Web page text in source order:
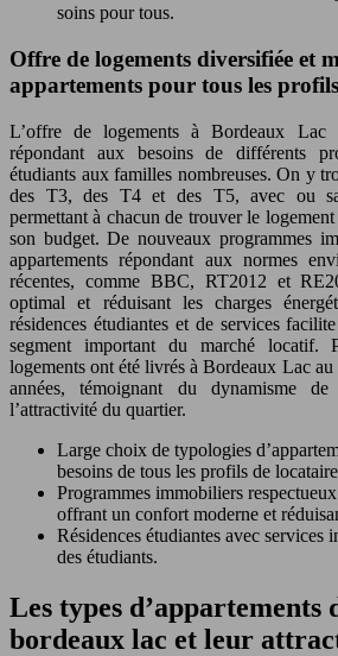
soins pour tous.
Offre de logements diversifiée et
appartements pour tous les profils
L’offre de logements à Bordeaux Lac
répondant aux besoins de différents
étudiants aux familles nombreuses. On y
des T3, des T4 et des T5, avec ou
permettant à chacun de trouver le logement
son budget. De nouveaux programmes
appartements répondant aux normes
récentes, comme BBC, RT2012 et
optimal et réduisant les charges
résidences étudiantes et de services
segment important du marché locatif.
logements ont été livrés à Bordeaux Lac au
années, témoignant du dynamisme
l’attractivité du quartier.
Large choix de typologies
besoins de tous les profils de
Programmes immobiliers
offrant un confort moderne et
Résidences étudiantes avec services
des étudiants.
Les types d’appartements
bordeaux lac et leur